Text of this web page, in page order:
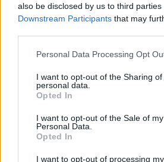
also be disclosed by us to third parties
Downstream Participants that may
Please note that this website/app
not limited to your visit or usage
grant or deny consent to Google and
use your data for below specified
consent section.
Personal Data Processing Opt
I want to opt-out of the Sharing of
personal data.
Opted In
I want to opt-out of the Sale of my
Personal Data.
Opted In
I want to opt-out of processing my
ΣΑΝ ΣΗΜΕΡΑ – 26
1822: Μάχη των
Κολοκοτρώνης
H Saab πάει για
παραγωγής των Gripen